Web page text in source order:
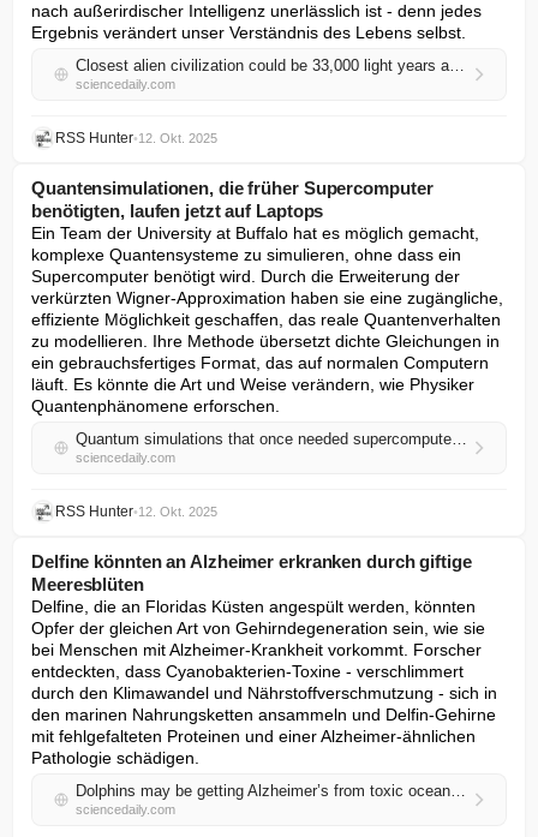
nach außerirdischer Intelligenz unerlässlich ist - denn jedes
Ergebnis verändert unser Verständnis des Lebens selbst.
Closest alien civilization could be 33,000 light years away
sciencedaily.com
RSS Hunter•12. Okt. 2025
Quantensimulationen, die früher Supercomputer
benötigten, laufen jetzt auf Laptops
Ein Team der University at Buffalo hat es möglich gemacht,
komplexe Quantensysteme zu simulieren, ohne dass ein
Supercomputer benötigt wird. Durch die Erweiterung der
verkürzten Wigner-Approximation haben sie eine zugängliche,
effiziente Möglichkeit geschaffen, das reale Quantenverhalten
zu modellieren. Ihre Methode übersetzt dichte Gleichungen in
ein gebrauchsfertiges Format, das auf normalen Computern
läuft. Es könnte die Art und Weise verändern, wie Physiker
Quantenphänomene erforschen.
Quantum simulations that once needed supercomputers now run on laptops
sciencedaily.com
RSS Hunter•12. Okt. 2025
Delfine könnten an Alzheimer erkranken durch giftige
Meeresblüten
Delfine, die an Floridas Küsten angespült werden, könnten
Opfer der gleichen Art von Gehirndegeneration sein, wie sie
bei Menschen mit Alzheimer-Krankheit vorkommt. Forscher
entdeckten, dass Cyanobakterien-Toxine - verschlimmert
durch den Klimawandel und Nährstoffverschmutzung - sich in
den marinen Nahrungsketten ansammeln und Delfin-Gehirne
mit fehlgefalteten Proteinen und einer Alzheimer-ähnlichen
Pathologie schädigen.
Dolphins may be getting Alzheimer’s from toxic ocean blooms
sciencedaily.com